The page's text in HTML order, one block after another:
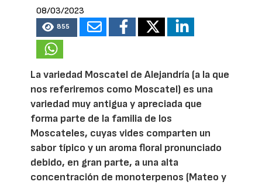
08/03/2023
855
La variedad Moscatel de Alejandría (a la que
nos referiremos como Moscatel) es una
variedad muy antigua y apreciada que
forma parte de la familia de los
Moscateles, cuyas vides comparten un
sabor típico y un aroma floral pronunciado
debido, en gran parte, a una alta
concentración de monoterpenos (Mateo y